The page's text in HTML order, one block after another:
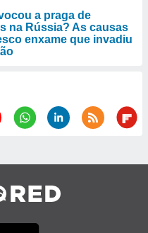
a praga de
na Rússia? As causas
enxame que invadiu